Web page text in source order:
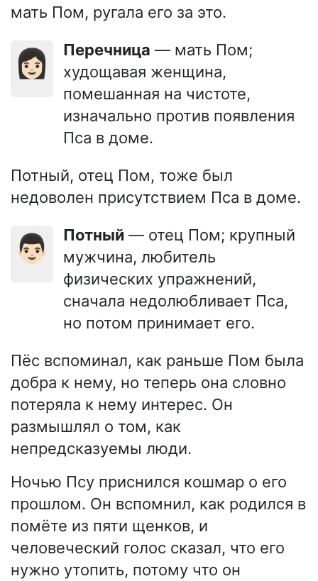
мать Пом, ругала его за это.
👩🏻 Перечница — мать Пом;
худощавая женщина,
помешанная на чистоте,
изначально против появления
Пса в доме.
Потный, отец Пом, тоже был
недоволен присутствием Пса в доме.
👨🏻 Потный — отец Пом; крупный
мужчина, любитель
физических упражнений,
сначала недолюбливает Пса,
но потом принимает его.
Пёс вспоминал, как раньше Пом была
добра к нему, но теперь она словно
потеряла к нему интерес. Он
размышлял о том, как
непредсказуемы люди.
Ночью Псу приснился кошмар о его
прошлом. Он вспомнил, как родился в
помёте из пяти щенков, и
человеческий голос сказал, что его
нужно утопить, потому что он